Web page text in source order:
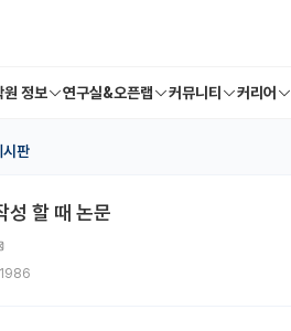
원 정보 연구실&오픈랩 커뮤니티 커리어
시판
할 때 논문
1986